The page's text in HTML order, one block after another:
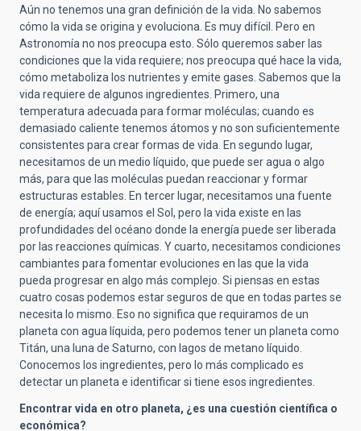
Aún no tenemos una gran definición de la vida. No sabemos
cómo la vida se origina y evoluciona. Es muy difícil. Pero en
Astronomía no nos preocupa esto. Sólo queremos saber las
condiciones que la vida requiere; nos preocupa qué hace la vida,
cómo metaboliza los nutrientes y emite gases. Sabemos que la
vida requiere de algunos ingredientes. Primero, una
temperatura adecuada para formar moléculas; cuando es
demasiado caliente tenemos átomos y no son suficientemente
consistentes para crear formas de vida. En segundo lugar,
necesitamos de un medio líquido, que puede ser agua o algo
más, para que las moléculas puedan reaccionar y formar
estructuras estables. En tercer lugar, necesitamos una fuente
de energía; aquí usamos el Sol, pero la vida existe en las
profundidades del océano donde la energía puede ser liberada
por las reacciones químicas. Y cuarto, necesitamos condiciones
cambiantes para fomentar evoluciones en las que la vida
pueda progresar en algo más complejo. Si piensas en estas
cuatro cosas podemos estar seguros de que en todas partes se
necesita lo mismo. Eso no significa que requiramos de un
planeta con agua líquida, pero podemos tener un planeta como
Titán, una luna de Saturno, con lagos de metano líquido.
Conocemos los ingredientes, pero lo más complicado es
detectar un planeta e identificar si tiene esos ingredientes.
Encontrar vida en otro planeta, ¿es una cuestión científica o
económica?